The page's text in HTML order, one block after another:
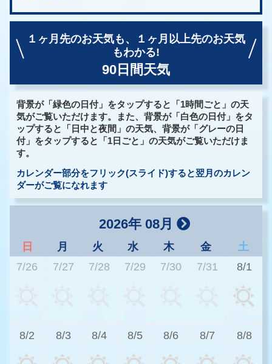
１ヶ月先のお天気も、
１ヶ月以上先のお天気
もわかる!
90日間天気
背景が「緑色の日付」をタップすると「1時間ごと」の天
気がご覧いただけます。また、背景が「白色の日付」をタ
ップすると「日中と夜間」の天気、背景が「グレーの日
付」をタップすると「1日ごと」の天気がご覧いただけま
す。
カレンダー部分をフリック(スライド)すると翌月のカレン
ダーがご覧になれます
2026年 08月
日 月 火 水 木 金
土
7/26
7/27 7/28 7/29 7/30 7/31 8/1
8/2 8/3 8/4 8/5 8/6 8/7 8/8